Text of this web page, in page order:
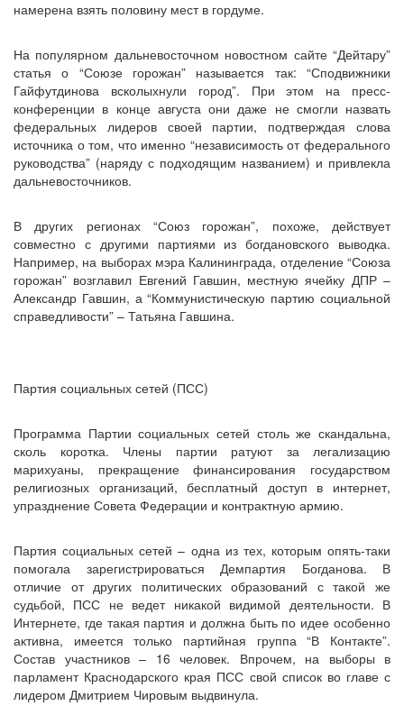
намерена взять половину мест в гордуме.
На популярном дальневосточном новостном сайте “Дейтару”
статья о “Союзе горожан” называется так: “Сподвижники
Гайфутдинова всколыхнули город”. При этом на пресс-
конференции в конце августа они даже не смогли назвать
федеральных лидеров своей партии, подтверждая слова
источника о том, что именно “независимость от федерального
руководства” (наряду с подходящим названием) и привлекла
дальневосточников.
В других регионах “Союз горожан”, похоже, действует
совместно с другими партиями из богдановского выводка.
Например, на выборах мэра Калининграда, отделение “Союза
горожан” возглавил Евгений Гавшин, местную ячейку ДПР –
Александр Гавшин, а “Коммунистическую партию социальной
справедливости” – Татьяна Гавшина.
Партия социальных сетей (ПСС)
Программа Партии социальных сетей столь же скандальна,
сколь коротка. Члены партии ратуют за легализацию
марихуаны, прекращение финансирования государством
религиозных организаций, бесплатный доступ в интернет,
упразднение Совета Федерации и контрактную армию.
Партия социальных сетей – одна из тех, которым опять-таки
помогала зарегистрироваться Демпартия Богданова. В
отличие от других политических образований с такой же
судьбой, ПСС не ведет никакой видимой деятельности. В
Интернете, где такая партия и должна быть по идее особенно
активна, имеется только партийная группа “В Контакте”.
Состав участников – 16 человек. Впрочем, на выборы в
парламент Краснодарского края ПСС свой список во главе с
лидером Дмитрием Чировым выдвинула.